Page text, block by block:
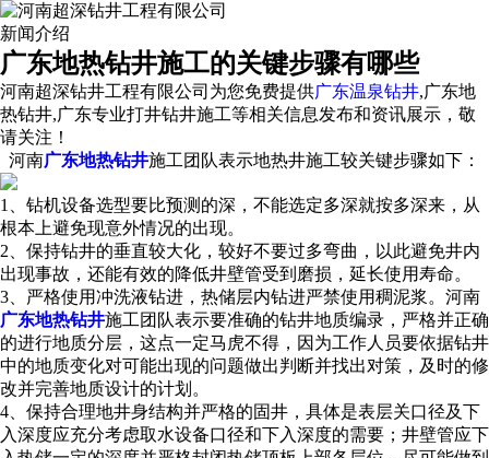
新闻介绍
广东地热钻井施工的关键步骤有哪些
河南超深钻井工程有限公司为您免费提供广东温泉钻井,广东地
热钻井,广东专业打井钻井施工等相关信息发布和资讯展示，敬
请关注！
河南广东地热钻井施工团队表示地热井施工较关键步骤如下：
1、钻机设备选型要比预测的深，不能选定多深就按多深来，从
根本上避免现意外情况的出现。
2、保持钻井的垂直较大化，较好不要过多弯曲，以此避免井内
出现事故，还能有效的降低井壁管受到磨损，延长使用寿命。
3、严格使用冲洗液钻进，热储层内钻进严禁使用稠泥浆。河南
广东地热钻井施工团队表示要准确的钻井地质编录，严格并正确
的进行地质分层，这点一定马虎不得，因为工作人员要依据钻井
中的地质变化对可能出现的问题做出判断并找出对策，及时的修
改并完善地质设计的计划。
4、保持合理地井身结构并严格的固井，具体是表层关口径及下
入深度应充分考虑取水设备口径和下入深度的需要；井壁管应下